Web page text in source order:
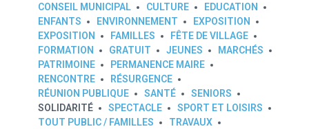
CONSEIL MUNICIPAL
CULTURE
EDUCATION
ENFANTS
ENVIRONNEMENT
EXPOSITION
EXPOSITION
FAMILLES
FÊTE DE VILLAGE
FORMATION
GRATUIT JEUNES
MARCHÉS
PATRIMOINE
PERMANENCE MAIRE
RENCONTRE
RÉSURGENCE
RÉUNION PUBLIQUE
SANTÉ
SENIORS
SOLIDARITÉ
SPECTACLE
SPORT ET LOISIRS
TOUT PUBLIC / FAMILLES
TRAVAUX